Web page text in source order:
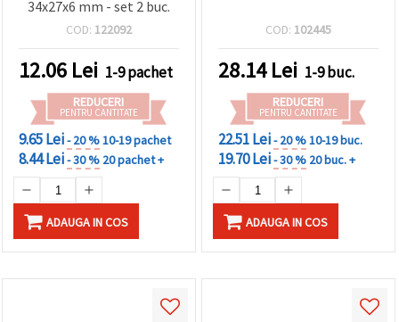
34x27x6 mm - set 2 buc.
COD: 122092
12.06 Lei 1-9 pachet
REDUCERI
PENTRU CANTITATE
9.65 Lei- 20 %10-19 pachet
8.44 Lei- 30 % 20 pachet +
ADAUGA IN COS
COD: 102445
28.14Lei 1-9 buc.
REDUCERI
PENTRU CANTITATE
22.51 Lei- 20 %10-19 buc.
19.70 Lei- 30 % 20 buc. +
ADAUGA IN COS